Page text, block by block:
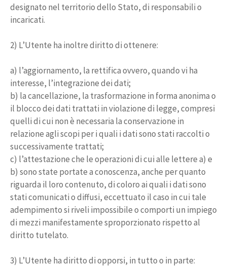
designato nel territorio dello Stato, di responsabili o
incaricati.
2) L’Utente ha inoltre diritto di ottenere:
a) l’aggiornamento, la rettifica ovvero, quando vi ha
interesse, l’integrazione dei dati;
b) la cancellazione, la trasformazione in forma anonima o
il blocco dei dati trattati in violazione di legge, compresi
quelli di cui non è necessaria la conservazione in
relazione agli scopi per i quali i dati sono stati raccolti o
successivamente trattati;
c) l’attestazione che le operazioni di cui alle lettere a) e
b) sono state portate a conoscenza, anche per quanto
riguarda il loro contenuto, di coloro ai quali i dati sono
stati comunicati o diffusi, eccettuato il caso in cui tale
adempimento si riveli impossibile o comporti un impiego
di mezzi manifestamente sproporzionato rispetto al
diritto tutelato.
3) L’Utente ha diritto di opporsi, in tutto o in parte: